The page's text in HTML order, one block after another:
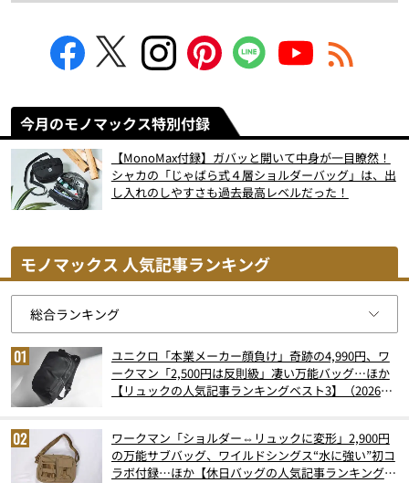
今月のモノマックス特別付録
【MonoMax付録】ガバッと開いて中身が一目瞭然！
シャカの「じゃばら式４層ショルダーバッグ」は、出
し入れのしやすさも過去最高レベルだった！
モノマックス 人気記事ランキング
ユニクロ「本業メーカー顔負け」奇跡の4,990円、ワ
ークマン「2,500円は反則級」凄い万能バッグ…ほか
【リュックの人気記事ランキングベスト3】（2026年
ワークマン「ショルダー⇔リュックに変形」2,900円
の万能サブバッグ、ワイルドシングス“水に強い”初コ
ラボ付録…ほか【休日バッグの人気記事ランキングベ